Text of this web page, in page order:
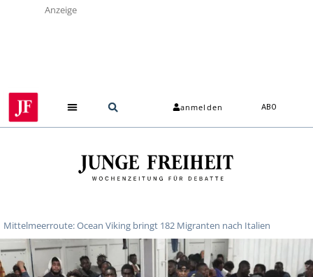
Anzeige
anmelden ABO
Mittelmeerroute: Ocean Viking bringt 182 Migranten nach Italien